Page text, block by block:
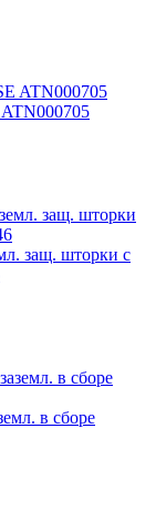
защ. шторки с
в сборе